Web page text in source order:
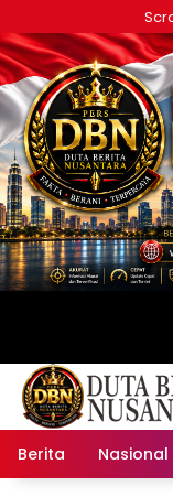
ke
konten
Berita Nasional